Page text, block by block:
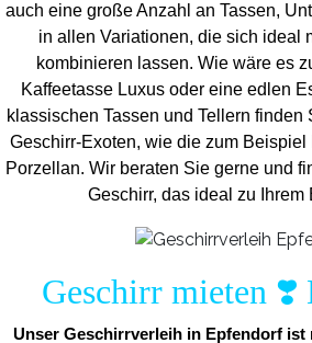
auch eine große Anzahl an Tassen,
in allen Variationen, die sich ideal
kombinieren lassen. Wie wäre es
Kaffeetasse Luxus oder eine edlen
klassischen Tassen und Tellern finden
Geschirr-Exoten, wie die zum
Porzellan. Wir beraten Sie gerne und
Geschirr, das ideal zu Ihrem
Geschirr mieten ❣️
Unser Geschirrverleih in Epfendorf ist